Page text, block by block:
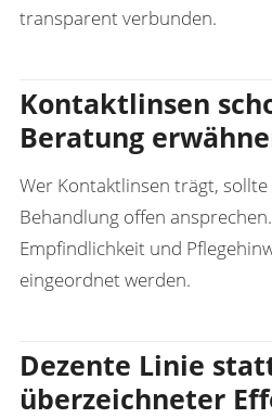
transparent verbunden.
Kontaktlinsen
Beratung
Wer Kontaktlinsen trägt,
Behandlung offen
Empfindlichkeit und
eingeordnet werden.
Dezente Linie
überzeichneter